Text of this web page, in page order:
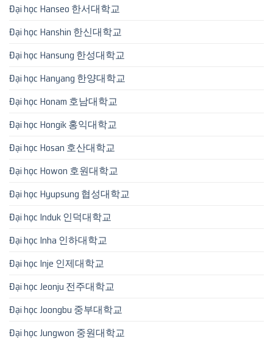
Đại học Hanseo 한서대학교
Đại học Hanshin 한신대학교
Đại học Hansung 한성대학교
Đại học Hanyang 한양대학교
Đại học Honam 호남대학교
Đại học Hongik 홍익대학교
Đại học Hosan 호산대학교
Đại học Howon 호원대학교
Đại học Hyupsung 협성대학교
Đại học Induk 인덕대학교
Đại học Inha 인하대학교
Đại học Inje 인제대학교
Đại học Jeonju 전주대학교
Đại học Joongbu 중부대학교
Đại học Jungwon 중원대학교